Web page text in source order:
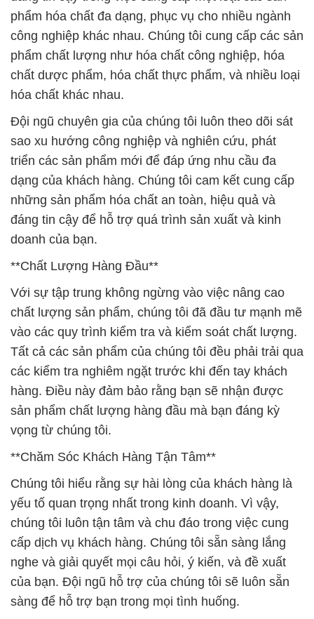
hóa chất khác nhau.
Đội ngũ chuyên gia của chúng tôi luôn theo dõi sát
sao xu hướng công nghiệp và nghiên cứu, phát
triển các sản phẩm mới để đáp ứng nhu cầu đa
dạng của khách hàng. Chúng tôi cam kết cung cấp
những sản phẩm hóa chất an toàn, hiệu quả và
đáng tin cậy để hỗ trợ quá trình sản xuất và kinh
doanh của bạn.
**Chất Lượng Hàng Đầu**
Với sự tập trung không ngừng vào việc nâng cao
chất lượng sản phẩm, chúng tôi đã đầu tư mạnh mẽ
vào các quy trình kiểm tra và kiểm soát chất lượng.
Tất cả các sản phẩm của chúng tôi đều phải trải qua
các kiểm tra nghiêm ngặt trước khi đến tay khách
hàng. Điều này đảm bảo rằng bạn sẽ nhận được
sản phẩm chất lượng hàng đầu mà bạn đáng kỳ
vọng từ chúng tôi.
**Chăm Sóc Khách Hàng Tận Tâm**
Chúng tôi hiểu rằng sự hài lòng của khách hàng là
yếu tố quan trọng nhất trong kinh doanh. Vì vậy,
chúng tôi luôn tận tâm và chu đáo trong việc cung
cấp dịch vụ khách hàng. Chúng tôi sẵn sàng lắng
nghe và giải quyết mọi câu hỏi, ý kiến, và đề xuất
của bạn. Đội ngũ hỗ trợ của chúng tôi sẽ luôn sẵn
sàng để hỗ trợ bạn trong mọi tình huống.
**Hãy Liên Hệ Với Chúng Tôi**
Nếu bạn đang tìm kiếm một đối tác đáng tin cậy
trong việc cung cấp hóa chất chất lượng cao, hãy
liên hệ với chúng tôi. Công ty hóa chất Đắc Trường